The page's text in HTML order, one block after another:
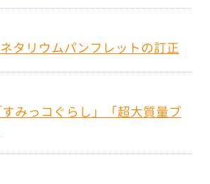
タリウムパンフレットの訂正
みっコぐらし」「超大質量ブ